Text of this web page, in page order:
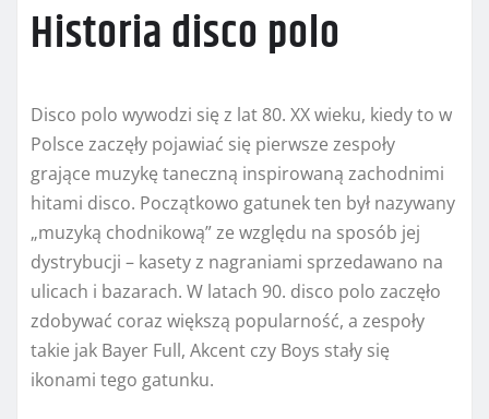
Historia disco polo
Disco polo wywodzi się z lat 80. XX wieku, kiedy to w
Polsce zaczęły pojawiać się pierwsze zespoły
grające muzykę taneczną inspirowaną zachodnimi
hitami disco. Początkowo gatunek ten był nazywany
„muzyką chodnikową” ze względu na sposób jej
dystrybucji – kasety z nagraniami sprzedawano na
ulicach i bazarach. W latach 90. disco polo zaczęło
zdobywać coraz większą popularność, a zespoły
takie jak Bayer Full, Akcent czy Boys stały się
ikonami tego gatunku.